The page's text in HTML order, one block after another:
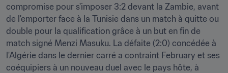
compromise pour s'imposer 3:2 devant la Zambie, avant
de l'emporter face à la Tunisie dans un match à quitte ou
double pour la qualification grâce à un but en fin de
match signé Menzi Masuku. La défaite (2:0) concédée à
l'Algérie dans le dernier carré a contraint February et ses
coéquipiers à un nouveau duel avec le pays hôte, à